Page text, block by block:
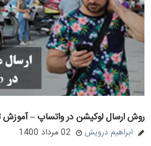
روش ارسال لوکیشن در واتساپ –
ابراهیم درویش 02 مرداد 1400